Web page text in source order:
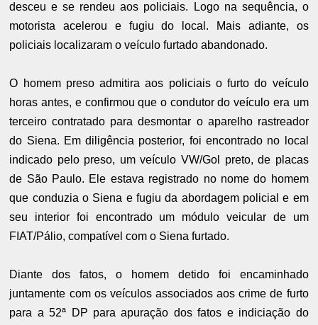
desceu e se rendeu aos policiais. Logo na sequência, o
motorista acelerou e fugiu do local. Mais adiante, os
policiais localizaram o veículo furtado abandonado.
O homem preso admitira aos policiais o furto do veículo
horas antes, e confirmou que o condutor do veículo era um
terceiro contratado para desmontar o aparelho rastreador
do Siena. Em diligência posterior, foi encontrado no local
indicado pelo preso, um veículo VW/Gol preto, de placas
de São Paulo. Ele estava registrado no nome do homem
que conduzia o Siena e fugiu da abordagem policial e em
seu interior foi encontrado um módulo veicular de um
FIAT/Pálio, compatível com o Siena furtado.
Diante dos fatos, o homem detido foi encaminhado
juntamente com os veículos associados aos crime de furto
para a 52ª DP para apuração dos fatos e indiciação do